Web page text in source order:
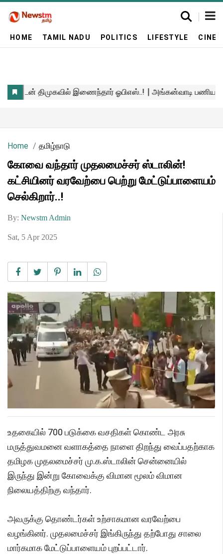
HOME TAMIL NADU POLITICS LIFESTYLE
Home தமிழ்நாடு
கோவை வந்தார் முதலமைச்சர் ஸ்டாலின்!
கட்சியினர் வரவேற்பை பெற்று மேட்டுப்பாளையம்
செல்கிறார்..!
By: Newstm Admin
Sat, 5 Apr 2025
உதகையில் 700 படுக்கை வசதிகள் கொண்ட அரசு
மருத்துவமனை வளாகத்தை நாளை திறந்து வைப்பதற்காக
தமிழக முதலமைச்சர் மு.க.ஸ்டாலின் சென்னையில்
இருந்து இன்று கோவைக்கு விமான மூலம் விமான
நிலையத்திற்கு வந்தார்.
அவருக்கு தொண்டர்கள் உற்சாகமான வரவேற்பை
வழங்கினர். முதலமைச்சர் இங்கிருந்து தற்போது சாலை
மார்கமாக மேட்டுப்பாளையம் புறப்பட்டார்.